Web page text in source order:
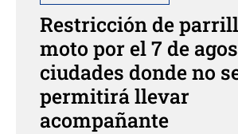
Restricción de
moto por el 7 de
ciudades donde no
permitirá llevar
acompañante